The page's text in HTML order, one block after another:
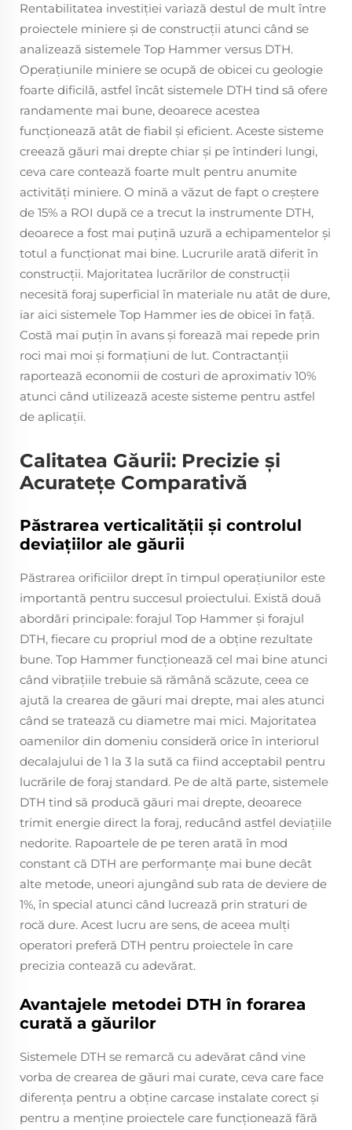
Rentabilitatea investiției variază destul de mult între
proiectele miniere și de construcții atunci când se
analizează sistemele Top Hammer versus DTH.
Operațiunile miniere se ocupă de obicei cu geologie
foarte dificilă, astfel încât sistemele DTH tind să ofere
randamente mai bune, deoarece acestea
funcționează atât de fiabil și eficient. Aceste sisteme
creează găuri mai drepte chiar și pe întinderi lungi,
ceva care contează foarte mult pentru anumite
activități miniere. O mină a văzut de fapt o creștere
de 15% a ROI după ce a trecut la instrumente DTH,
deoarece a fost mai puțină uzură a echipamentelor și
totul a funcționat mai bine. Lucrurile arată diferit în
construcţii. Majoritatea lucrărilor de construcţii
necesită foraj superficial în materiale nu atât de dure,
iar aici sistemele Top Hammer ies de obicei în faţă.
Costă mai puțin în avans și forează mai repede prin
roci mai moi și formațiuni de lut. Contractanții
raportează economii de costuri de aproximativ 10%
atunci când utilizează aceste sisteme pentru astfel
de aplicații.
Calitatea Găurii: Precizie și
Acuratețe Comparativă
Păstrarea verticalității și controlul
deviațiilor ale găurii
Păstrarea orificiilor drept în timpul operaţiunilor este
importantă pentru succesul proiectului. Există două
abordări principale: forajul Top Hammer și forajul
DTH, fiecare cu propriul mod de a obține rezultate
bune. Top Hammer funcţionează cel mai bine atunci
când vibraţiile trebuie să rămână scăzute, ceea ce
ajută la crearea de găuri mai drepte, mai ales atunci
când se tratează cu diametre mai mici. Majoritatea
oamenilor din domeniu consideră orice în interiorul
decalajului de 1 la 3 la sută ca fiind acceptabil pentru
lucrările de foraj standard. Pe de altă parte, sistemele
DTH tind să producă găuri mai drepte, deoarece
trimit energie direct la foraj, reducând astfel deviaţiile
nedorite. Rapoartele de pe teren arată în mod
constant că DTH are performanțe mai bune decât
alte metode, uneori ajungând sub rata de deviere de
1%, în special atunci când lucrează prin straturi de
rocă dure. Acest lucru are sens, de aceea mulți
operatori preferă DTH pentru proiectele în care
precizia contează cu adevărat.
Avantajele metodei DTH în forarea
curată a găurilor
Sistemele DTH se remarcă cu adevărat când vine
vorba de crearea de găuri mai curate, ceva care face
diferența pentru a obține carcase instalate corect și
pentru a menține proiectele care funcționează fără